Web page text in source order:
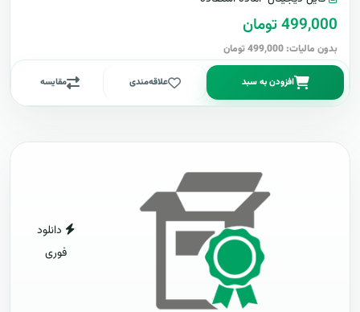
499,000 تومان
بدون مالیات: 499,000 تومان
افزودن به سبد علاقه‌مندی مقایسه
دانلود
فوری